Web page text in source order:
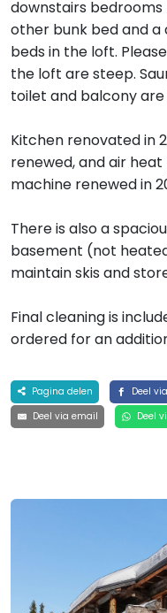
downstairs
other bunk bed and
beds in the loft.
the loft are steep.
toilet and balcony
Kitchen renovated in
renewed, and air heat
machine renewed in
There is also a
basement (not
maintain skis and
Final cleaning is
ordered for an
Pagina delen Deel
Deel via email
Deel